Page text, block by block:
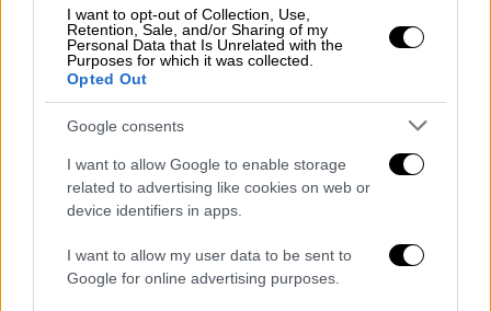
I want to opt-out of Collection, Use,
Retention, Sale, and/or Sharing of my
Personal Data that Is Unrelated with the
Purposes for which it was collected.
Opted Out
Google consents
I want to allow Google to enable storage
related to advertising like cookies on web or
device identifiers in apps.
I want to allow my user data to be sent to
Google for online advertising purposes.
Ο Τάσος Μπακασέτας επιστρέφει στην
Ελλάδα μετά από μια πενταετία παρουσίας
στο τουρκικό πρωτάθλημα. Άρχισε την
επαγγελματική καριέρα του στον Αστέρα
Τρίπολης, έπαιξε επίσης σε Θρασύβουλο,
Άρη και Πανιώνιο προτού πάρει μεταγραφή
για την ΑΕΚ το καλοκαίρι του 2016. Με την
κατακτώντας το πρωτάθλημα του 2018, ενώ